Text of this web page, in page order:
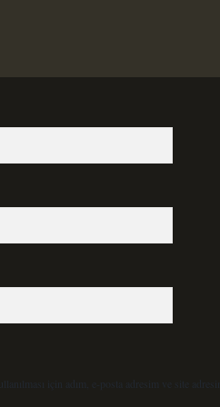
için adım, e-posta adresim ve site